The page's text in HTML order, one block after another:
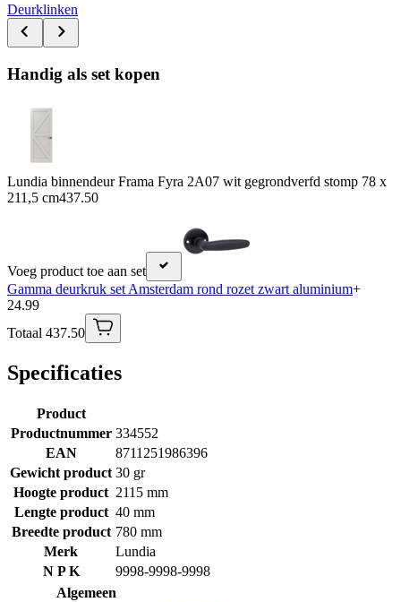
Deurklinken
Handig als set kopen
Lundia binnendeur Frama Fyra 2A07 wit gegrondverfd stomp 78 x
211,5 cm437.50
Voeg product toe aan set
Gamma deurkruk set Amsterdam rond rozet zwart aluminium+
24.99
Totaal 437.50
Specificaties
Product
Productnummer 334552
EAN
8711251986396
Gewicht product 30 gr
Hoogte product 2115 mm
Lengte product 40 mm
Breedte product 780 mm
Merk
Lundia
N P K
9998-9998-9998
Algemeen